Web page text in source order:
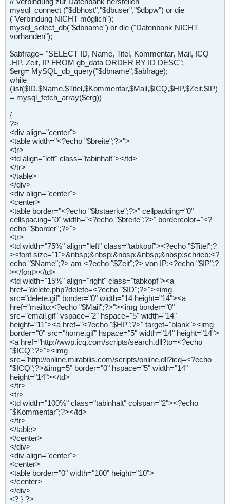
mysql_connect ("$dbhost","$dbuser","$dbpw") or die
("Verbindung NICHT möglich");
mysql_select_db("$dbname") or die ("Datenbank NICHT
vorhanden");
$abfrage= "SELECT ID, Name, Titel, Kommentar, Mail, ICQ
,HP, Zeit, IP FROM gb_data ORDER BY ID DESC";
$erg= MySQL_db_query("$dbname",$abfrage);
while
(list($ID,$Name,$Titel,$Kommentar,$Mail,$ICQ,$HP,$Zeit,$IP)
= mysql_fetch_array($erg))
{
?>
<div align="center">
<table width="<?echo "$breite";?>">
<tr>
<td align="left" class="tabinhalt"></td>
</tr>
</table>
</div>
<div align="center">
<center>
<table border="<?echo "$bstaerke";?>" cellpadding="0"
cellspacing="0" width="<?echo "$breite";?>" bordercolor="<?
echo "$border";?>">
<tr>
<td width="75%" align="left" class="tabkopf"><?echo "$Titel";?
><font size="1">&nbsp;&nbsp;&nbsp;&nbsp;&nbsp;schrieb:<?
echo "$Name";?> am <?echo "$Zeit";?> von IP:<?echo "$IP";?
></font></td>
<td width="15%" align="right" class="tabkopf"><a
href="delete.php?delete=<?echo "$ID";?>"><img
src="delete.gif" border="0" width="14 height="14"><a
href="mailto:<?echo "$Mail";?>"><img border="0"
src="email.gif" vspace="2" hspace="5" width="14"
height="11"><a href="<?echo "$HP";?>" target="blank"><img
border="0" src="home.gif" hspace="5" width="14" height="14">
<a href="http://wwp.icq.com/scripts/search.dll?to=<?echo
"$ICQ";?>"><img
src="http://online.mirabilis.com/scripts/online.dll?icq=<?echo
"$ICQ";?>&img=5" border="0" hspace="5" width="14"
height="14"></td>
</tr>
<tr>
<td width="100%" class="tabinhalt" colspan="2"><?echo
"$Kommentar";?></td>
</tr>
</table>
</center>
</div>
<div align="center">
<center>
<table border="0" width="100" height="10">
</center>
</div>
<? } ?>